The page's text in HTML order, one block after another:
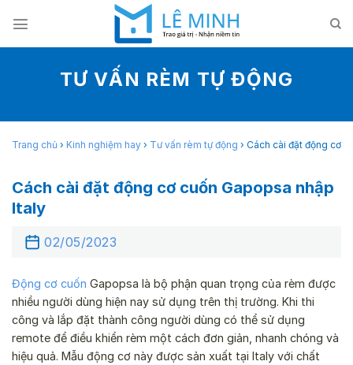
content
TƯ VẤN RÈM TỰ ĐỘNG
Trang chủ › Kinh nghiệm hay › Tư vấn rèm tự động › Cách cài đặt động cơ
Cách cài đặt động cơ cuốn Gapopsa nhập
Italy
02/05/2023
Động cơ cuốn Gapopsa là bộ phận quan trọng của rèm được
nhiều người dùng hiện nay sử dụng trên thị trường. Khi thi
công và lắp đặt thành công người dùng có thể sử dụng
remote để điều khiển rèm một cách đơn giản, nhanh chóng và
hiệu quả. Mẫu động cơ này được sản xuất tại Italy với chất